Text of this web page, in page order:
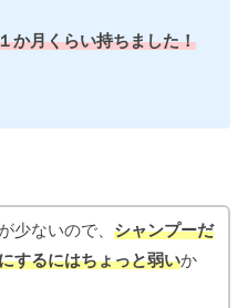
か月くらい持ちました！
少ないので、 シャンプーだ
するにはちょっと弱いか